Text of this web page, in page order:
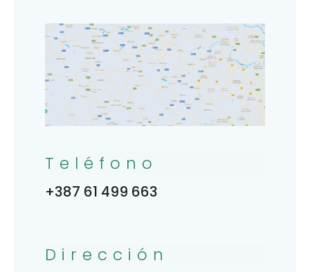
Teléfono
+387 61 499 663
Dirección